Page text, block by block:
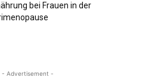
bei Frauen in der
- Advertisement -